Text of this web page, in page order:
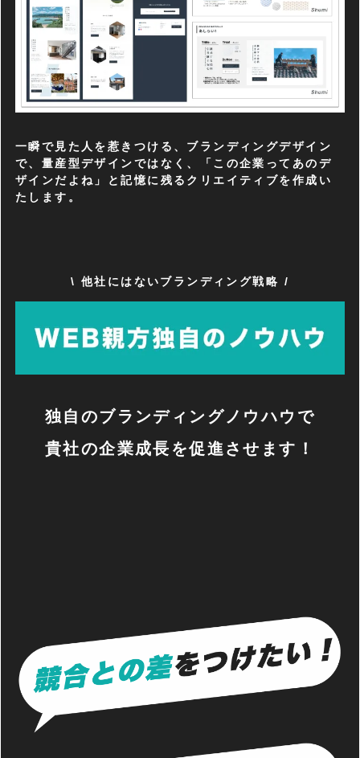
一瞬で見た人を惹きつける、ブランディングデザイン
で、量産型デザインではなく、「この企業ってあのデ
ザインだよね」と記憶に残るクリエイティブを作成い
たします。
\ 他社にはないブランディング戦略 /
独自のブランディングノウハウで
貴社の企業成長を促進させます！